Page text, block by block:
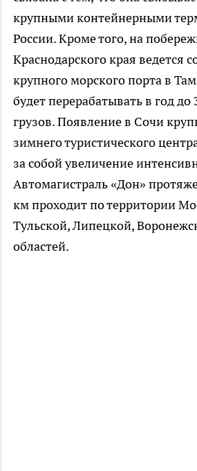
крупными контейнерными
России. Кроме того, на
Краснодарского края ведется
крупного морского порта в
будет перерабатывать в год
грузов. Появление в Сочи
зимнего туристического
за собой увеличение
Автомагистраль «Дон»
км проходит по территории
Тульской, Липецкой,
областей.